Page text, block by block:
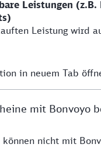
Leistungen (z.B.
Leistung wird
in neuem Tab
mit Bonvoyo
können nicht mit